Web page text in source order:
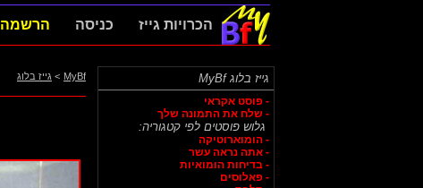
הכרויות גייז כניסה הרשמה
גייז בלוג MyBf
- פוסט אקראי
- שלח את התמונה שלך
גלוש פוסטים לפי קטגוריה:
- הומוארוטיקה
- אתה נראה עשר
- בדיחות הומואיות
- פאלוסים
MyBf
> גייז בלוג